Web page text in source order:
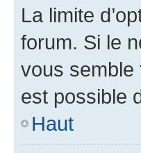
La limite
forum. Si le
vous semble
est possible
Haut